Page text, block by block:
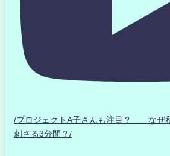
/プロジェクトA子さんも注目？ なぜ
刺さる3分間？/